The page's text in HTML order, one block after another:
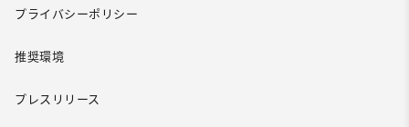
プライバシーポリシー
推奨環境
プレスリリース